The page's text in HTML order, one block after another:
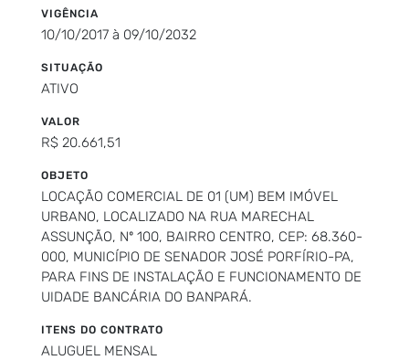
VIGÊNCIA
10/10/2017 à 09/10/2032
SITUAÇÃO
ATIVO
VALOR
R$ 20.661,51
OBJETO
LOCAÇÃO COMERCIAL DE 01 (UM) BEM IMÓVEL
URBANO, LOCALIZADO NA RUA MARECHAL
ASSUNÇÃO, Nº 100, BAIRRO CENTRO, CEP: 68.360-
000, MUNICÍPIO DE SENADOR JOSÉ PORFÍRIO-PA,
PARA FINS DE INSTALAÇÃO E FUNCIONAMENTO DE
UIDADE BANCÁRIA DO BANPARÁ.
ITENS DO CONTRATO
ALUGUEL MENSAL